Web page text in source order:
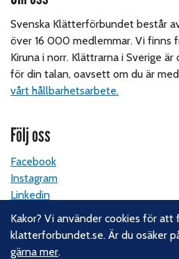
Svenska Klätterförbundet består
över 16 000 medlemmar. Vi finns
Kiruna i norr. Klättrarna i Sverige
för din talan, oavsett om du är
vårt hållbarhetsarbete.
Följ oss
Facebook
Instagram
Linkedin
Nyhetsbrev
Kakor? Vi använder cookies för
klatterforbundet.se. Är du osäker
gärna mer.